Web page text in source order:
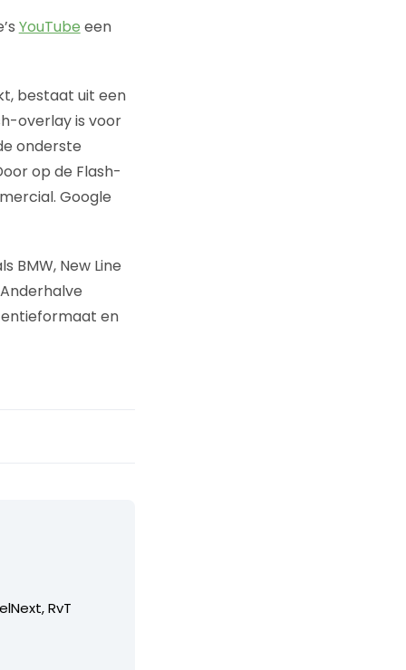
YouTube een
bestaat uit een
overlay is voor
onderste
op de Flash-
Google
New Line
en
RvT